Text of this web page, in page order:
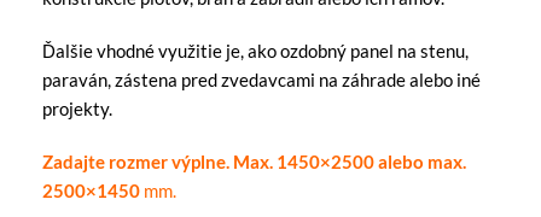
Ďalšie vhodné využitie je, ako ozdobný panel na stenu,
paraván, zástena pred zvedavcami na záhrade alebo iné
projekty.
Zadajte rozmer výplne. Max. 1450×2500 alebo max.
2500×1450 mm.